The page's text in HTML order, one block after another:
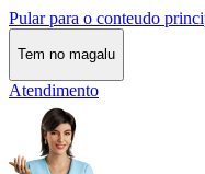
Pular para o conteudo
Tem no magalu
Atendimento